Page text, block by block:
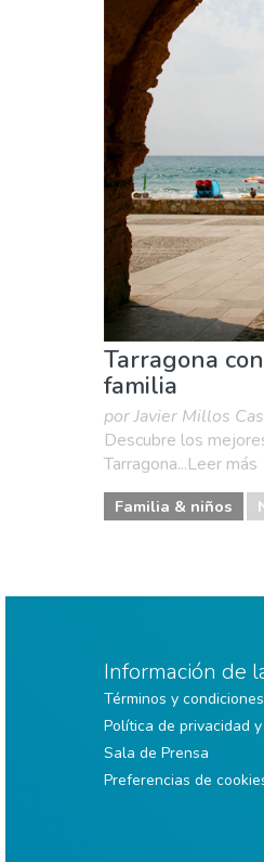
Tarragona
familia
por Javier Millos
Descubre los
Tarragona...Leer más
Familia & niños
Información de
Términos y condiciones
Política de privacidad
Sala de Prensa
Preferencias de